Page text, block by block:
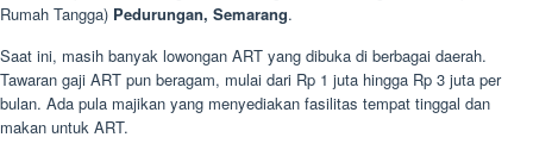
Rumah Tangga) Pedurungan, Semarang.
Saat ini, masih banyak lowongan ART yang dibuka di berbagai daerah.
Tawaran gaji ART pun beragam, mulai dari Rp 1 juta hingga Rp 3 juta per
bulan. Ada pula majikan yang menyediakan fasilitas tempat tinggal dan
makan untuk ART.